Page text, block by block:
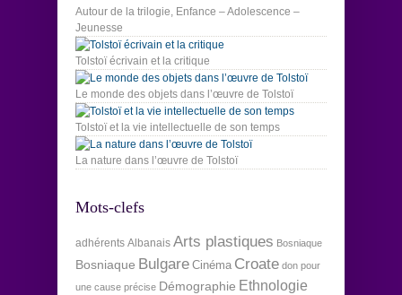
Autour de la trilogie, Enfance – Adolescence –
Jeunesse
Tolstoï écrivain et la critique
Le monde des objets dans l’œuvre de Tolstoï
Tolstoï et la vie intellectuelle de son temps
La nature dans l’œuvre de Tolstoï
Mots-clefs
adhérents Albanais Arts plastiques Bosniaque
Bosniaque Bulgare Cinéma Croate don pour
une cause précise Démographie Ethnologie